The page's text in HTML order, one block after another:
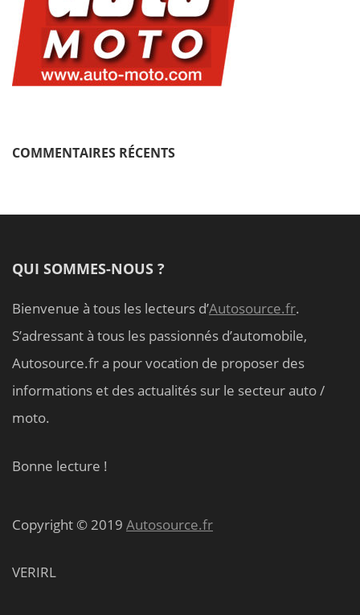
COMMENTAIRES RÉCENTS
QUI SOMMES-NOUS ?
Bienvenue à tous les lecteurs d’Autosource.fr.
S’adressant à tous les passionnés d’automobile,
Autosource.fr a pour vocation de proposer des
informations et des actualités sur le secteur auto /
moto.
Bonne lecture !
Copyright © 2019 Autosource.fr
VERIRL